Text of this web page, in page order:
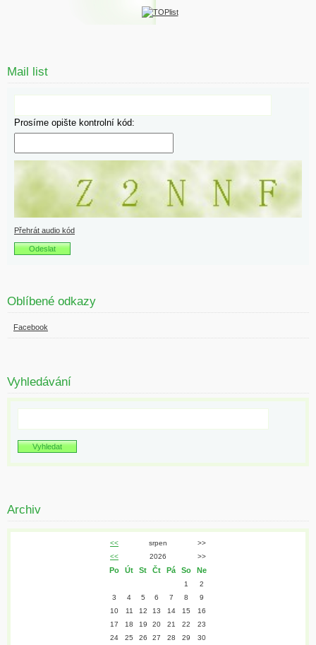
Mail list
Prosíme opište kontrolní kód:
Přehrát audio kód
Oblíbené odkazy
Facebook
Vyhledávání
Archiv
<< srpen
>>
<<
2026 >>
Po Út St Čt Pá So Ne
1
2
3
4 5 6 7 8
9
10
11 12 13 14 15
16
17
18 19 20 21 22
23
24
25 26 27 28 29 30